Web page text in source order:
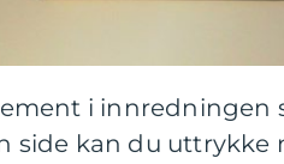
i innredningen
side kan du